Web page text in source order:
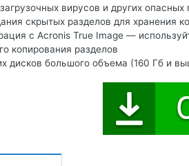
вирусов и других опасных
скрытых разделов для хранения
с Acronis True Image —
копирования разделов
дисков большого объема (160 Гб и